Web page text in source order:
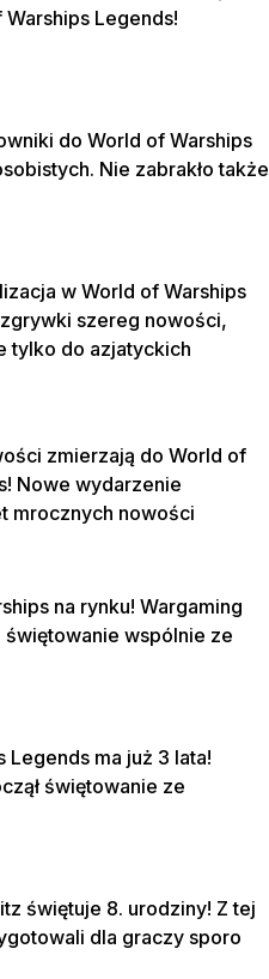
Legends!
do World of Warships
Nie zabrakło także
w World of Warships
szereg nowości,
tylko do azjatyckich
zmierzają do World of
Nowe wydarzenie
mrocznych nowości
na rynku! Wargaming
świętowanie wspólnie ze
Legends ma już 3 lata!
świętowanie ze
świętuje 8. urodziny! Z tej
dla graczy sporo